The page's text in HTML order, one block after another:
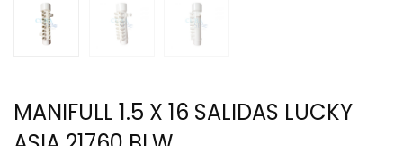
MANIFULL 1.5 X 16 SALIDAS LUCKY